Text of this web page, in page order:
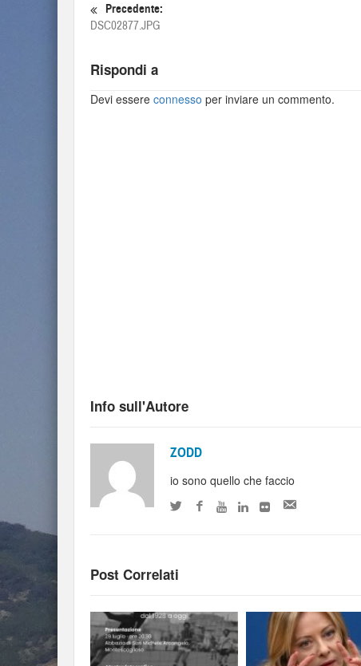
Precedente:
DSC02877.JPG
Rispondi a
Devi essere connesso per inviare un commento.
Info sull'Autore
ZODD
io sono quello che faccio
Post Correlati